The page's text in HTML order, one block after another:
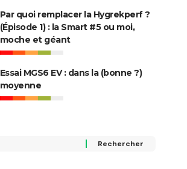
Par quoi remplacer la Hygrekperf ?
(Épisode 1) : la Smart #5 ou moi,
moche et géant
Essai MGS6 EV : dans la (bonne ?)
moyenne